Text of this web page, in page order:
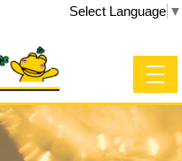
Select Language ▼